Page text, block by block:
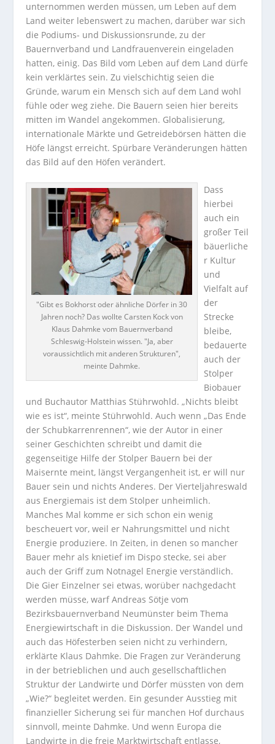
unternommen werden müssen, um Leben auf dem
Land weiter lebenswert zu machen, darüber war sich
die Podiums- und Diskussionsrunde, zu der
Bauernverband und Landfrauenverein eingeladen
hatten, einig. Das Bild vom Leben auf dem Land dürfe
kein verklärtes sein. Zu vielschichtig seien die
Gründe, warum ein Mensch sich auf dem Land wohl
fühle oder weg ziehe. Die Bauern seien hier bereits
mitten im Wandel angekommen. Globalisierung,
internationale Märkte und Getreidebörsen hätten die
Höfe längst erreicht. Spürbare Veränderungen hätten
das Bild auf den Höfen verändert.
"Gibt es Bokhorst oder ähnliche Dörfer in 30
Jahren noch? Das wollte Carsten Kock von
Klaus Dahmke vom Bauernverband
Schleswig-Holstein wissen. "Ja, aber
voraussichtlich mit anderen Strukturen",
meinte Dahmke.
Dass
hierbei
auch ein
großer Teil
bäuerliche
r Kultur
und
Vielfalt auf
der
Strecke
bleibe,
bedauerte
auch der
Stolper
Biobauer
und Buchautor Matthias Stührwohld. „Nichts bleibt
wie es ist“, meinte Stührwohld. Auch wenn „Das Ende
der Schubkarrenrennen“, wie der Autor in einer
seiner Geschichten schreibt und damit die
gegenseitige Hilfe der Stolper Bauern bei der
Maisernte meint, längst Vergangenheit ist, er will nur
Bauer sein und nichts Anderes. Der Vierteljahreswald
aus Energiemais ist dem Stolper unheimlich.
Manches Mal komme er sich schon ein wenig
bescheuert vor, weil er Nahrungsmittel und nicht
Energie produziere. In Zeiten, in denen so mancher
Bauer mehr als knietief im Dispo stecke, sei aber
auch der Griff zum Notnagel Energie verständlich.
Die Gier Einzelner sei etwas, worüber nachgedacht
werden müsse, warf Andreas Sötje vom
Bezirksbauernverband Neumünster beim Thema
Energiewirtschaft in die Diskussion. Der Wandel und
auch das Höfesterben seien nicht zu verhindern,
erklärte Klaus Dahmke. Die Fragen zur Veränderung
in der betrieblichen und auch gesellschaftlichen
Struktur der Landwirte und Dörfer müssten von dem
„Wie?“ begleitet werden. Ein gesunder Ausstieg mit
finanzieller Sicherung sei für manchen Hof durchaus
sinnvoll, meinte Dahmke. Und wenn Europa die
Landwirte in die freie Marktwirtschaft entlasse,